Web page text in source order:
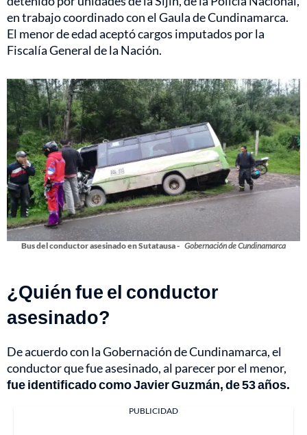
en trabajo coordinado con el Gaula de Cundinamarca.
El menor de edad aceptó cargos imputados por la
Fiscalía General de la Nación.
Bus del conductor asesinado en Sutatausa - Gobernación de Cundinamarca
¿Quién fue el conductor
asesinado?
De acuerdo con la Gobernación de Cundinamarca, el
conductor que fue asesinado, al parecer por el menor,
fue identificado como Javier Guzmán, de 53 años.
PUBLICIDAD